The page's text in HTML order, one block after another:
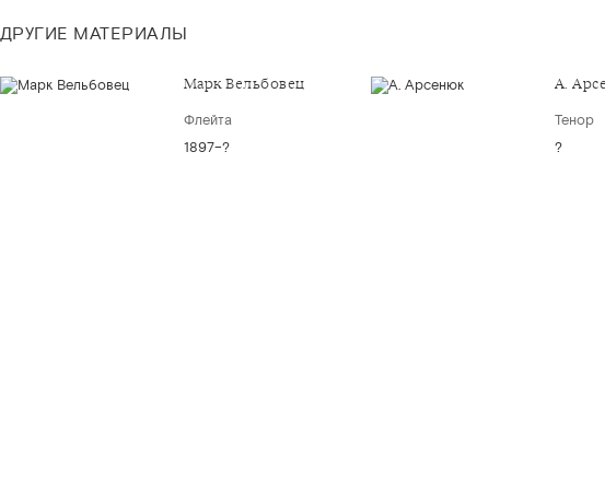
ДРУГИЕ МАТЕРИАЛЫ
А.
Тенор
?
Марк Вельбовец
Флейта
1897–?